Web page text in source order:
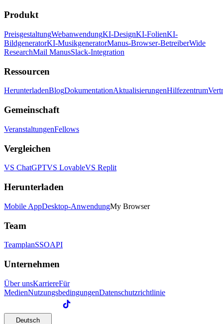
Produkt
PreisgestaltungWebanwendungKI-DesignKI-FolienKI-
BildgeneratorKI-MusikgeneratorManus-Browser-BetreiberWide
ResearchMail ManusSlack-Integration
Ressourcen
HerunterladenBlogDokumentationAktualisierungenHilfezentrum
Gemeinschaft
VeranstaltungenFellows
Vergleichen
VS ChatGPTVS LovableVS Replit
Herunterladen
Mobile AppDesktop-AnwendungMy Browser
Team
TeamplanSSOAPI
Unternehmen
Über unsKarriereFür
MedienNutzungsbedingungenDatenschutzrichtlinie
Deutsch